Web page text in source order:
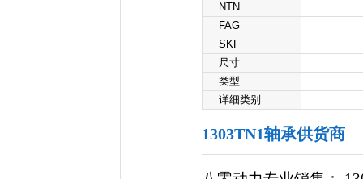
NTN
FAG
SKF
尺寸
类型
详细类别
1303TN1轴承供货商